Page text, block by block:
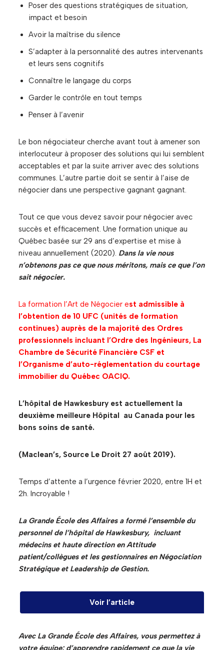
Poser des questions stratégiques de situation,
impact et besoin
Avoir la maîtrise du silence
S’adapter à la personnalité des autres intervenants
et leurs sens cognitifs
Connaître le langage du corps
Garder le contrôle en tout temps
Penser à l’avenir
Le bon négociateur cherche avant tout à amener son
interlocuteur à proposer des solutions qui lui semblent
acceptables et par la suite arriver avec des solutions
communes. L’autre partie doit se sentir à l’aise de
négocier dans une perspective gagnant gagnant.
Tout ce que vous devez savoir pour négocier avec
succès et efficacement. Une formation unique au
Québec basée sur 29 ans d’expertise et mise à
niveau annuellement (2020). Dans la vie nous
n’obtenons pas ce que nous méritons, mais ce que l’on
sait négocier.
La formation l’Art de Négocier est admissible à
l’obtention de 10 UFC (unités de formation
continues) auprès de la majorité des Ordres
professionnels incluant l’Ordre des Ingénieurs, La
Chambre de Sécurité Financière CSF et
l’Organisme d’auto-réglementation du courtage
immobilier du Québec OACIQ.
L’hôpital de Hawkesbury est actuellement la
deuxième meilleure Hôpital au Canada pour les
bons soins de santé.
(Maclean’s, Source Le Droit 27 août 2019).
Temps d’attente a l’urgence février 2020, entre 1H et
2h. Incroyable !
La Grande École des Affaires a formé l’ensemble du
personnel de l’hôpital de Hawkesbury, incluant
médecins et haute direction en Attitude
patient/collègues et les gestionnaires en Négociation
Stratégique et Leadership de Gestion.
Voir l’article
Avec La Grande École des Affaires, vous permettez à
votre équipe: d’apprendre rapidement ce que la vie